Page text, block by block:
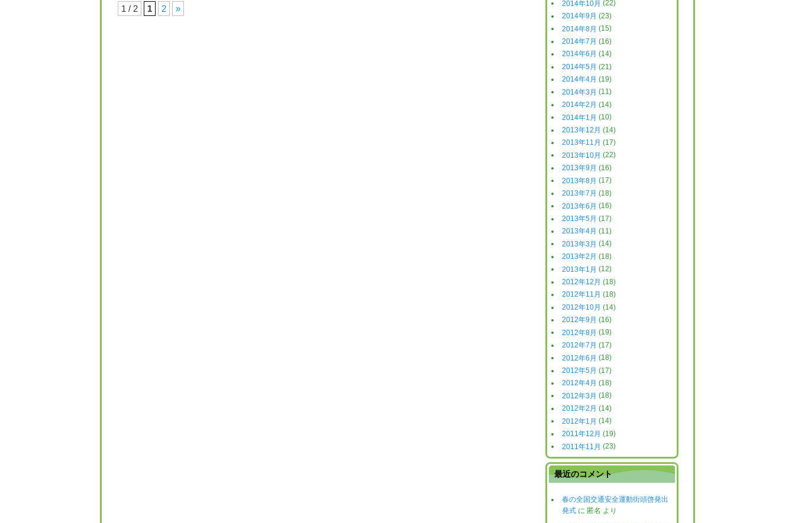
1 / 2 1 2 »
2014年10月 (22)
2014年9月 (23)
2014年8月 (15)
2014年7月 (16)
2014年6月 (14)
2014年5月 (21)
2014年4月 (19)
2014年3月 (11)
2014年2月 (14)
2014年1月 (10)
2013年12月 (14)
2013年11月 (17)
2013年10月 (22)
2013年9月 (16)
2013年8月 (17)
2013年7月 (18)
2013年6月 (16)
2013年5月 (17)
2013年4月 (11)
2013年3月 (14)
2013年2月 (18)
2013年1月 (12)
2012年12月 (18)
2012年11月 (18)
2012年10月 (14)
2012年9月 (16)
2012年8月 (19)
2012年7月 (17)
2012年6月 (18)
2012年5月 (17)
2012年4月 (18)
2012年3月 (18)
2012年2月 (14)
2012年1月 (14)
2011年12月 (19)
2011年11月 (23)
最近のコメント
春の全国交通安全運動街頭啓発出
発式に 匿名 より